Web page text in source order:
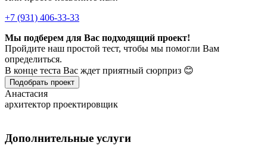
+7 (931) 406-33-33
Мы подберем для Вас подходящий проект!
Пройдите наш простой тест, чтобы мы помогли Вам
определиться.
В конце теста Вас ждет приятный сюрприз 😊
Подобрать проект
Анастасия
архитектор проектировщик
Дополнительные услуги